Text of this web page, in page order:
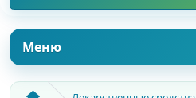
Меню